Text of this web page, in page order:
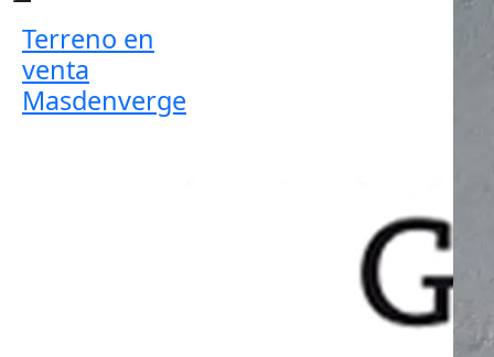
Terreno en
venta
Masdenverge